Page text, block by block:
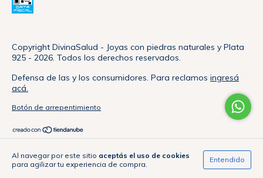
Al navegar por este sitio aceptás el uso de cookies
para agilizar tu experiencia de compra.
Entendido
Copyright DivinaSalud - Joyas con piedras naturales y Plata
925 - 2026. Todos los derechos reservados.
Defensa de las y los consumidores. Para reclamos ingresá
acá.
Botón de arrepentimiento